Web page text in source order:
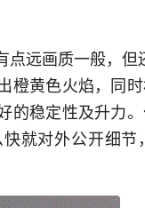
远画质一般，
橙黄色火焰，同
的稳定性及升力
就对外公开细